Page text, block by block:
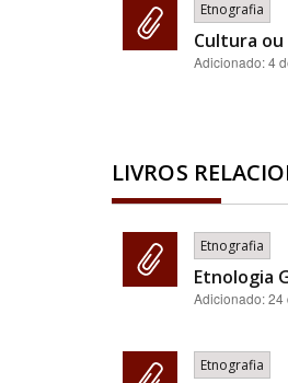
Etnografia
Cultura
Adicionado:4
LIVROS
Etnografia
Etnologia
Adicionado:24
Etnografia